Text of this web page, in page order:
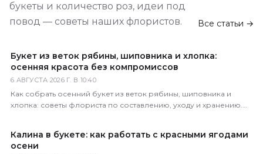
букеты и количество роз, идеи под
повод — советы наших флористов.
Все статьи →
Букет из веток рябины, шиповника и хлопка:
осенняя красота без компромиссов
6 АВГУСТА 2026 Г. В 10:40
Как собрать осенний букет из веток рябины, шиповника и
хлопка: советы флориста по составлению, уходу и хранению.
Калина в букете: как работать с красными ягодами
осени